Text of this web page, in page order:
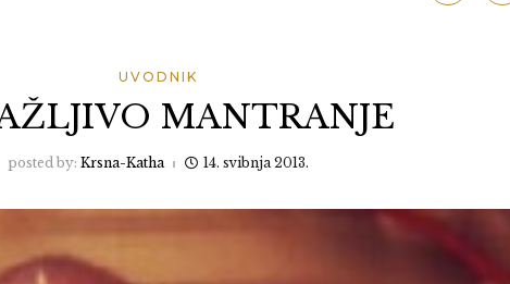
UVODNIK
MANTRANJE
posted by: Krsna-Katha 14. svibnja 2013.